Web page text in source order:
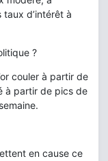
d’intérêt à
?
couler à partir de
à partir de pics de
en cause ce